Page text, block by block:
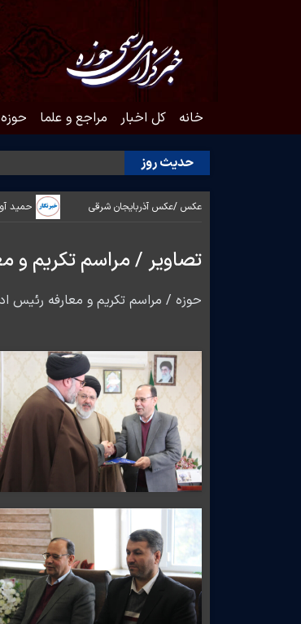
خانه کل اخبار مراجع و علما
حدیث روز
عکس /عکس آذربایجان شرقی حمید
تصاویر / مراسم تکریم و
حوزه / مراسم تکریم و معارفه رئیس